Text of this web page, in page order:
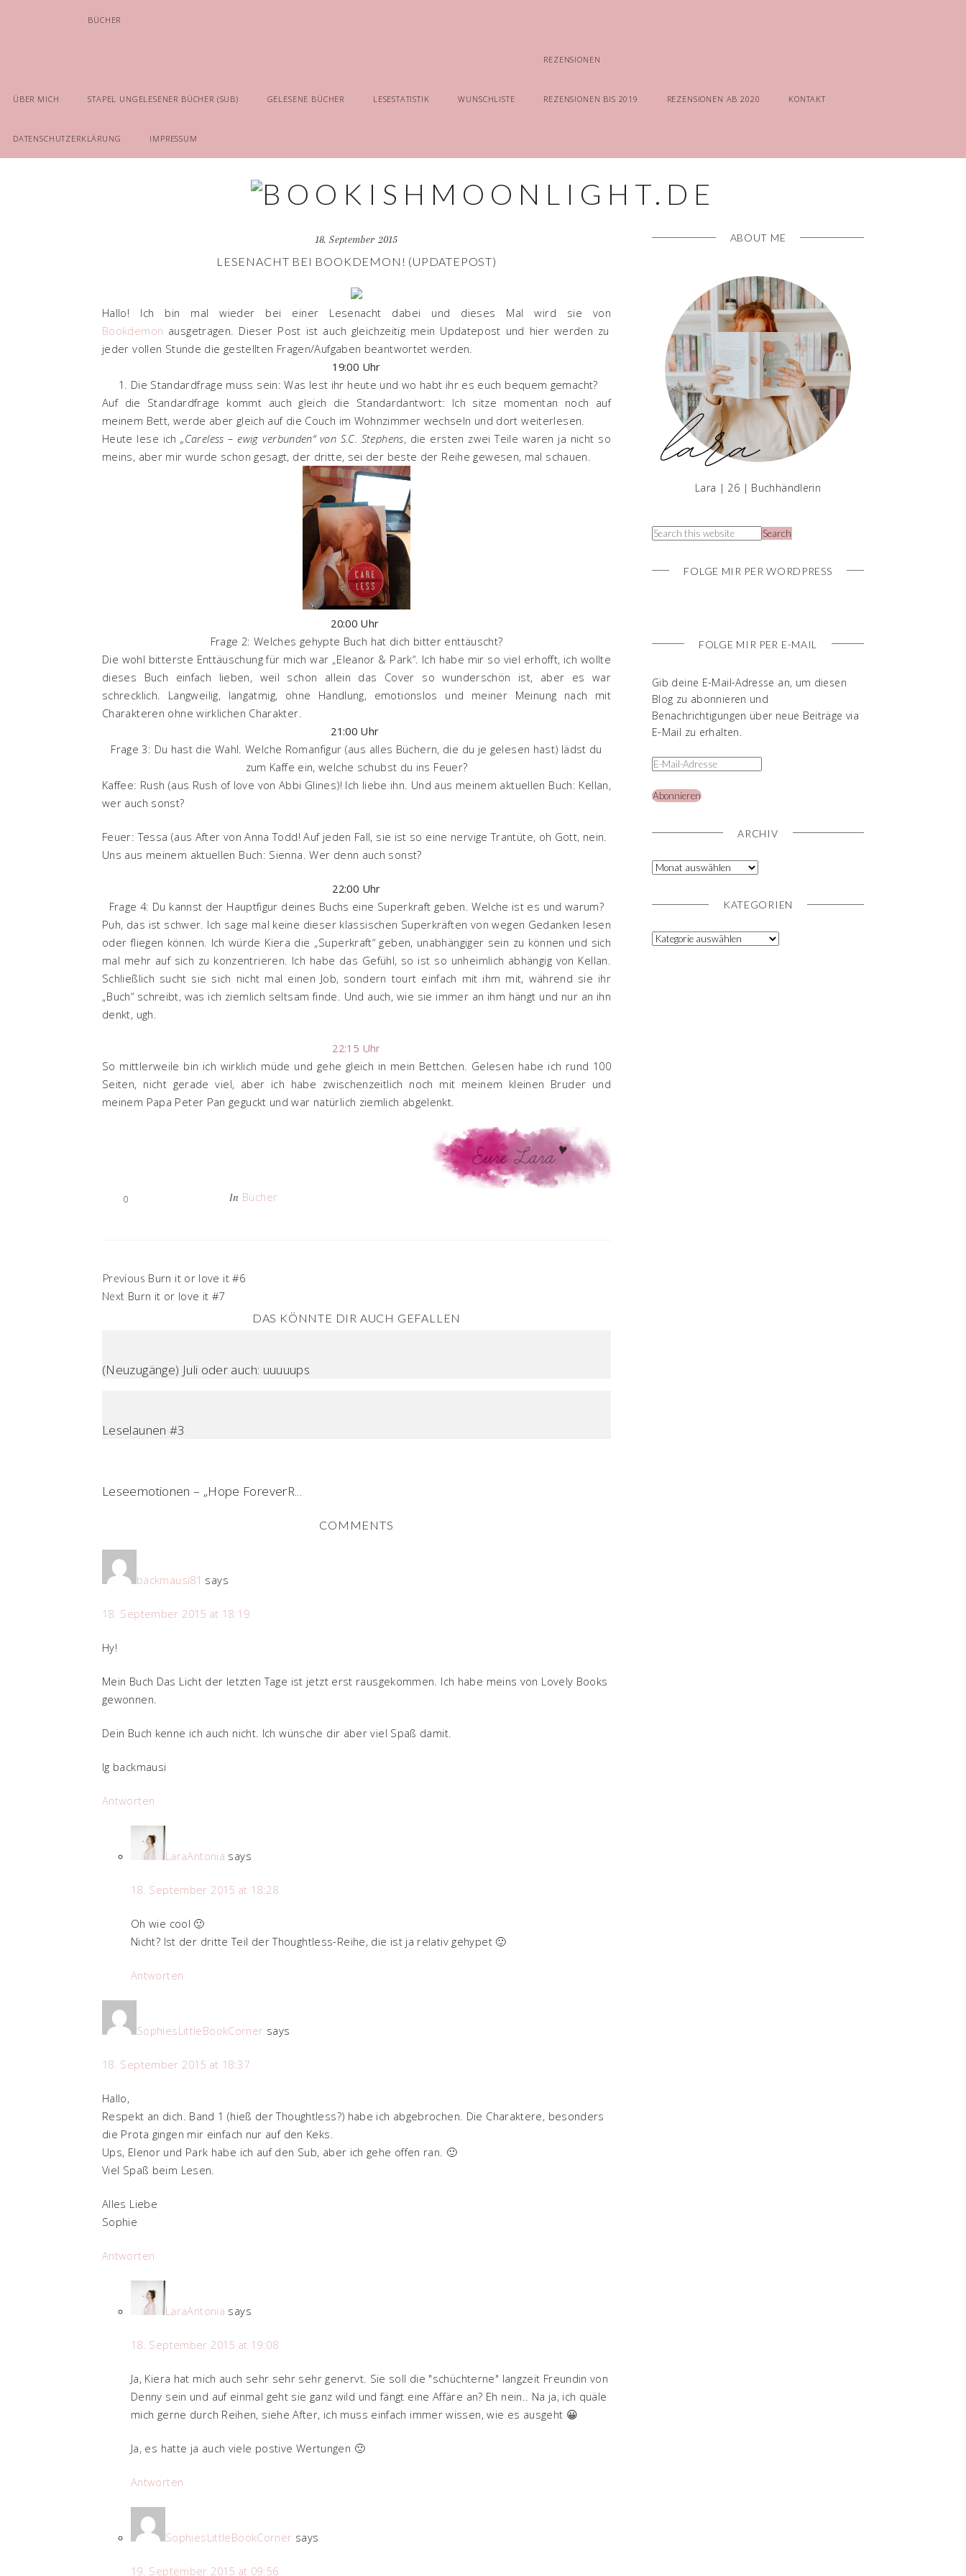
ÜBER MICH
BÜCHER
STAPEL UNGELESENER BÜCHER (SUB) GELESENE BÜCHER LESESTATISTIK WUNSCHLISTE
REZENSIONEN
REZENSIONEN BIS 2019 REZENSIONEN AB 2020 KONTAKT
DATENSCHUTZERKLÄRUNG IMPRESSUM
18. September 2015
LESENACHT BEI BOOKDEMON! (UPDATEPOST)
Hallo! Ich bin mal wieder bei einer Lesenacht dabei und dieses Mal wird sie von
Bookdemon ausgetragen. Dieser Post ist auch gleichzeitig mein Updatepost und hier werden zu
jeder vollen Stunde die gestellten Fragen/Aufgaben beantwortet werden.
19:00 Uhr
1. Die Standardfrage muss sein: Was lest ihr heute und wo habt ihr es euch bequem gemacht?
Auf die Standardfrage kommt auch gleich die Standardantwort: Ich sitze momentan noch auf
meinem Bett, werde aber gleich auf die Couch im Wohnzimmer wechseln und dort weiterlesen.
Heute lese ich„Careless – ewig verbunden“ von S.C. Stephens, die ersten zwei Teile waren ja nicht so
meins, aber mir wurde schon gesagt, der dritte, sei der beste der Reihe gewesen, mal schauen.
20:00 Uhr
Frage 2: Welches gehypte Buch hat dich bitter enttäuscht?
Die wohl bitterste Enttäuschung für mich war „Eleanor & Park“. Ich habe mir so viel erhofft, ich wollte
dieses Buch einfach lieben, weil schon allein das Cover so wunderschön ist, aber es war
schrecklich. Langweilig, langatmig, ohne Handlung, emotionslos und meiner Meinung nach mit
Charakteren ohne wirklichen Charakter.
21:00 Uhr
Frage 3: Du hast die Wahl. Welche Romanfigur (aus alles Büchern, die du je gelesen hast) lädst du
zum Kaffe ein, welche schubst du ins Feuer?
Kaffee: Rush (aus Rush of love von Abbi Glines)! Ich liebe ihn. Und aus meinem aktuellen Buch: Kellan,
wer auch sonst?
Feuer: Tessa (aus After von Anna Todd! Auf jeden Fall, sie ist so eine nervige Trantüte, oh Gott, nein.
Uns aus meinem aktuellen Buch: Sienna. Wer denn auch sonst?
22:00 Uhr
Frage 4: Du kannst der Hauptfigur deines Buchs eine Superkraft geben. Welche ist es und warum?
Puh, das ist schwer. Ich sage mal keine dieser klassischen Superkräften von wegen Gedanken lesen
oder fliegen können. Ich würde Kiera die „Superkraft“ geben, unabhängiger sein zu können und sich
mal mehr auf sich zu konzentrieren. Ich habe das Gefühl, so ist so unheimlich abhängig von Kellan.
Schließlich sucht sie sich nicht mal einen Job, sondern tourt einfach mit ihm mit, während sie ihr
„Buch“ schreibt, was ich ziemlich seltsam finde. Und auch, wie sie immer an ihm hängt und nur an ihn
denkt, ugh.
22:15 Uhr
So mittlerweile bin ich wirklich müde und gehe gleich in mein Bettchen. Gelesen habe ich rund 100
Seiten, nicht gerade viel, aber ich habe zwischenzeitlich noch mit meinem kleinen Bruder und
meinem Papa Peter Pan geguckt und war natürlich ziemlich abgelenkt.
0 In Bücher
Previous Burn it or love it #6
Next Burn it or love it #7
DAS KÖNNTE DIR AUCH GEFALLEN
(Neuzugänge) Juli oder auch: uuuuups
Leselaunen #3
Leseemotionen – „Hope ForeverR...
COMMENTS
backmausi81 says
18. September 2015 at 18:19
Hy!
Mein Buch Das Licht der letzten Tage ist jetzt erst rausgekommen. Ich habe meins von Lovely Books
gewonnen.
Dein Buch kenne ich auch nicht. Ich wünsche dir aber viel Spaß damit.
lg backmausi
Antworten
LaraAntonia says
18. September 2015 at 18:28
Oh wie cool 🙂
Nicht? Ist der dritte Teil der Thoughtless-Reihe, die ist ja relativ gehypet 🙂
Antworten
SophiesLittleBookCorner says
18. September 2015 at 18:37
Hallo,
Respekt an dich. Band 1 (hieß der Thoughtless?) habe ich abgebrochen. Die Charaktere, besonders
die Prota gingen mir einfach nur auf den Keks.
Ups, Elenor und Park habe ich auf den Sub, aber ich gehe offen ran. 🙂
Viel Spaß beim Lesen.
Alles Liebe
Sophie
Antworten
LaraAntonia says
18. September 2015 at 19:08
Ja, Kiera hat mich auch sehr sehr sehr genervt. Sie soll die "schüchterne" langzeit Freundin von
Denny sein und auf einmal geht sie ganz wild und fängt eine Affäre an? Eh nein.. Na ja, ich quäle
mich gerne durch Reihen, siehe After, ich muss einfach immer wissen, wie es ausgeht 😀
Ja, es hatte ja auch viele postive Wertungen 🙂
Antworten
SophiesLittleBookCorner says
19. September 2015 at 09:56
ABOUT ME
Lara | 26 | Buchhändlerin
FOLGE MIR PER WORDPRESS
FOLGE MIR PER E-MAIL
Gib deine E-Mail-Adresse an, um diesen
Blog zu abonnieren und
Benachrichtigungen über neue Beiträge via
E-Mail zu erhalten.
Abonnieren
ARCHIV
KATEGORIEN